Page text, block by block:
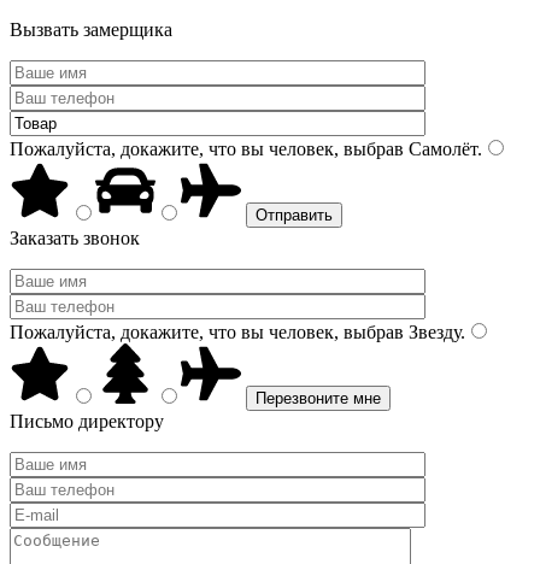
Вызвать замерщика
Пожалуйста, докажите, что вы человек, выбрав Самолёт.
Заказать звонок
Пожалуйста, докажите, что вы человек, выбрав Звезду.
Письмо директору